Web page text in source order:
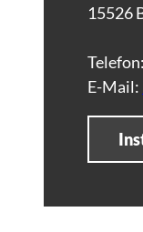
15526
Telefon:
E-Mail: